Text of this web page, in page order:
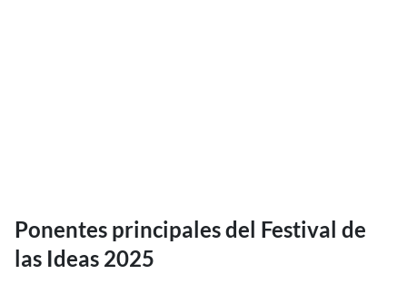
Ponentes principales del Festival de
las Ideas 2025